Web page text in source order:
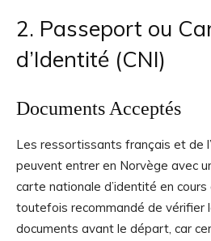
2. Passeport ou
d’Identité (CNI)
Documents Acceptés
Les ressortissants français et de
peuvent entrer en Norvège avec
carte nationale d’identité en
toutefois recommandé de vérifier
documents avant le départ, car